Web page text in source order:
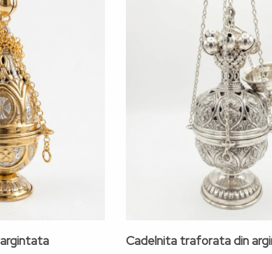
Cadelnita traforata din